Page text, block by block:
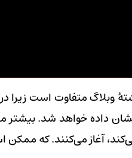
وبلاگ متفاوت است زیرا
داده خواهد شد. بیشتر
آغاز می‌کنند. که